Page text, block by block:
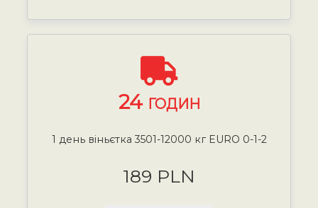
24 ГОДИН
1 день віньєтка 3501-12000 кг EURO 0-1-2
189 PLN